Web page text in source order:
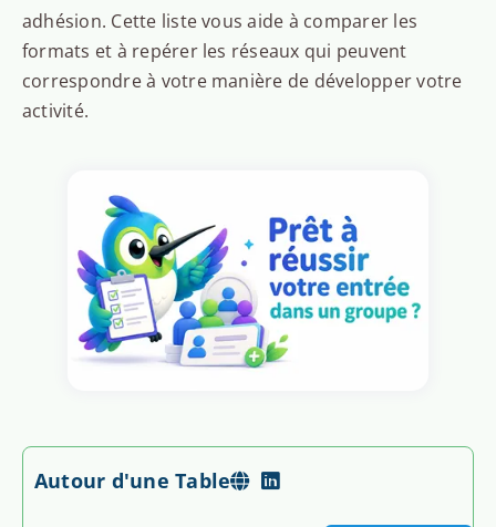
adhésion. Cette liste vous aide à comparer les
formats et à repérer les réseaux qui peuvent
correspondre à votre manière de développer votre
activité.
Autour d'une Table